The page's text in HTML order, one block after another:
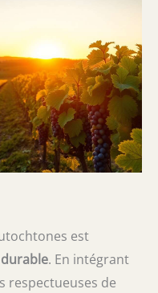
est
. En intégrant
respectueuses de